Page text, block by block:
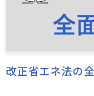
改正省エネ法の